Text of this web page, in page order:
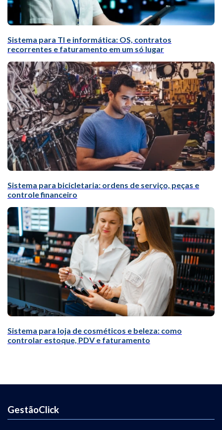
Sistema para TI e informática: OS, contratos
recorrentes e faturamento em um só lugar
Sistema para bicicletaria: ordens de serviço, peças e
controle financeiro
Sistema para loja de cosméticos e beleza: como
controlar estoque, PDV e faturamento
GestãoClick